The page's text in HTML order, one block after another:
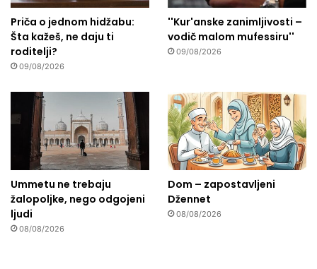
Priča o jednom hidžabu:
Šta kažeš, ne daju ti
roditelji?
09/08/2026
''Kur'anske zanimljivosti –
vodič malom mufessiru''
09/08/2026
Ummetu ne trebaju
žalopoljke, nego odgojeni
ljudi
08/08/2026
Dom – zapostavljeni
Džennet
08/08/2026